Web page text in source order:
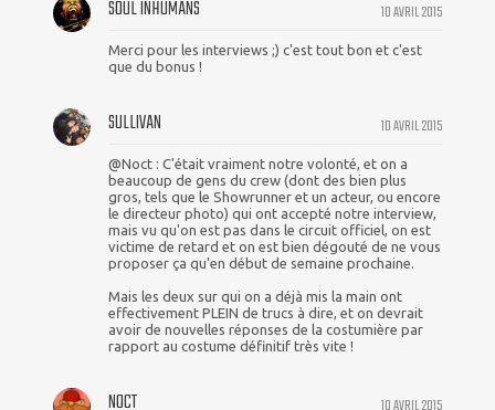
10 AVRIL 2015
SOUL INHUMANS
Merci pour les interviews ;) c'est tout bon et c'est
que du bonus !
10 AVRIL 2015
SULLIVAN
@Noct : C'était vraiment notre volonté, et on a
beaucoup de gens du crew (dont des bien plus
gros, tels que le Showrunner et un acteur, ou encore
le directeur photo) qui ont accepté notre interview,
mais vu qu'on est pas dans le circuit officiel, on est
victime de retard et on est bien dégouté de ne vous
proposer ça qu'en début de semaine prochaine.
Mais les deux sur qui on a déjà mis la main ont
effectivement PLEIN de trucs à dire, et on devrait
avoir de nouvelles réponses de la costumière par
rapport au costume définitif très vite !
NOCT